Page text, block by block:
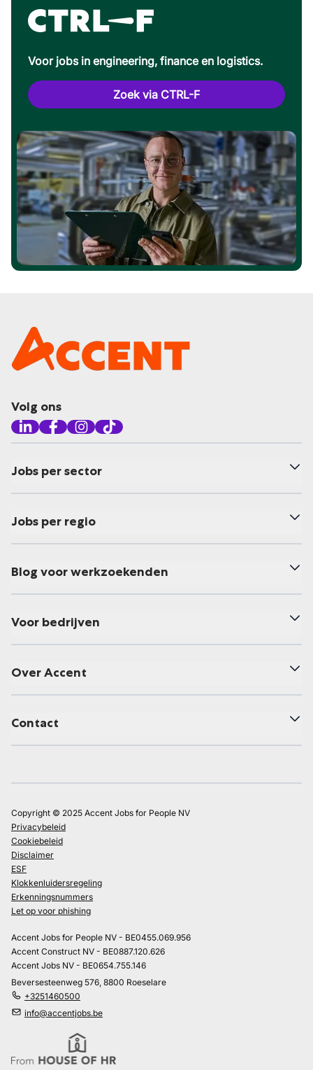
Voor jobs in engineering, finance en logistics.
Zoek via CTRL-F
Volg ons
Jobs per sector
Jobs per regio
Blog voor werkzoekenden
Voor bedrijven
Over Accent
Contact
Copyright © 2025 Accent Jobs for People NV
Privacybeleid
Cookiebeleid
Disclaimer
ESF
Klokkenluidersregeling
Erkenningsnummers
Let op voor phishing
Accent Jobs for People NV - BE0455.069.956
Accent Construct NV - BE0887.120.626
Accent Jobs NV - BE0654.755.146
Beversesteenweg 576, 8800 Roeselare
+3251460500
info@accentjobs.be